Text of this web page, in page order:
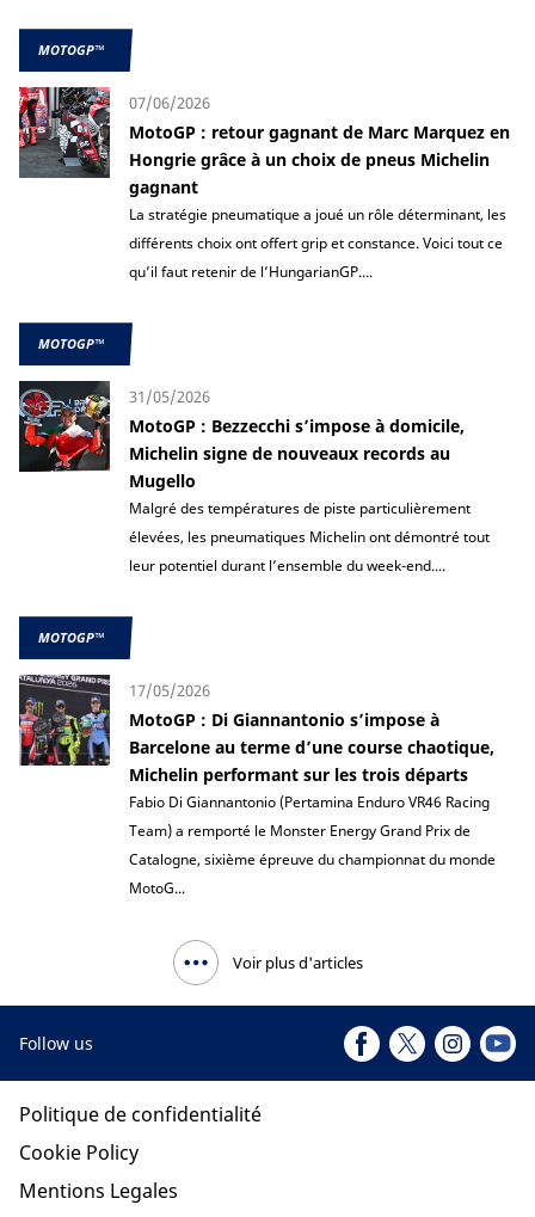
MOTOGP™
07/06/2026
MotoGP : retour gagnant de Marc Marquez en
Hongrie grâce à un choix de pneus Michelin
gagnant
La stratégie pneumatique a joué un rôle déterminant, les
différents choix ont offert grip et constance. Voici tout ce
qu’il faut retenir de l’HungarianGP....
MOTOGP™
31/05/2026
MotoGP : Bezzecchi s’impose à domicile,
Michelin signe de nouveaux records au
Mugello
Malgré des températures de piste particulièrement
élevées, les pneumatiques Michelin ont démontré tout
leur potentiel durant l’ensemble du week-end....
MOTOGP™
17/05/2026
MotoGP : Di Giannantonio s’impose à
Barcelone au terme d’une course chaotique,
Michelin performant sur les trois départs
Fabio Di Giannantonio (Pertamina Enduro VR46 Racing
Team) a remporté le Monster Energy Grand Prix de
Catalogne, sixième épreuve du championnat du monde
MotoG...
Voir plus d'articles
Follow us
Politique de confidentialité
Cookie Policy
Mentions Legales